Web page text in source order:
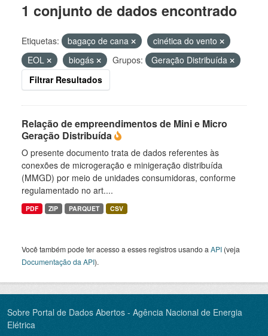
1 conjunto de dados encontrado
Etiquetas: bagaço de cana
cinética do vento
EOL
biogás Grupos:
Geração Distribuída
Filtrar Resultados
Relação de empreendimentos de Mini e Micro
Geração Distribuída
O presente documento trata de dados referentes às
conexões de microgeração e minigeração distribuída
(MMGD) por meio de unidades consumidoras, conforme
regulamentado no art....
PDF ZIP PARQUET CSV
Você também pode ter acesso a esses registros usando a API (veja
Documentação da API).
Sobre Portal de Dados Abertos - Agência Nacional de Energia
Elétrica